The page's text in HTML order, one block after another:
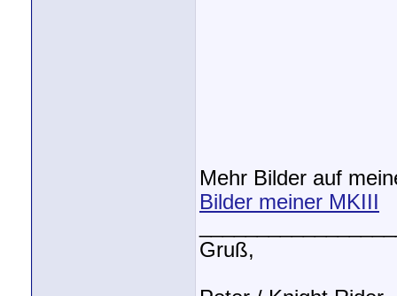
Mehr Bilder auf
Bilder meiner MKIII
Gruß,